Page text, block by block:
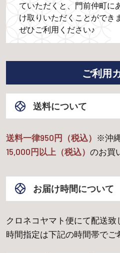
ていただくと、門前仲町に
け取りいただくことができ
ぜひご利用ください♪
ご利用
送料について
送料一律950円（税込） ※沖
15,000円以上（税込） のお買
お届け時間について
クロネコヤマト便にて配送致
時間指定は下記の時間帯でご